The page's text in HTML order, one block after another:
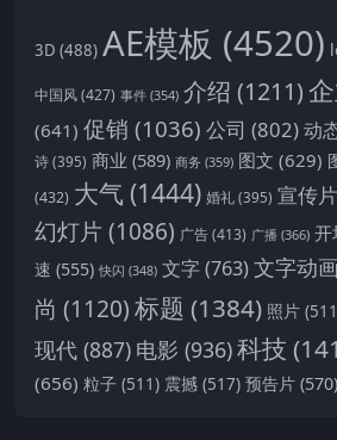
3D (488) AE模板 (4520)
中国风(427) 事件 (354) 介绍 (1211)
(641) 促销 (1036) 公司 (802)动
诗 (395) 商业 (589) 商务 (359) 图文 (629)
(432) 大气 (1444) 婚礼 (395) 宣传片
幻灯片 (1086) 广告(413) 广播 (366) 开
速 (555) 快闪 (348) 文字(763)文字动
尚 (1120)标题 (1384) 照片
现代 (887) 电影 (936)科技
(656) 粒子 (511) 震撼 (517) 预告片 (570)